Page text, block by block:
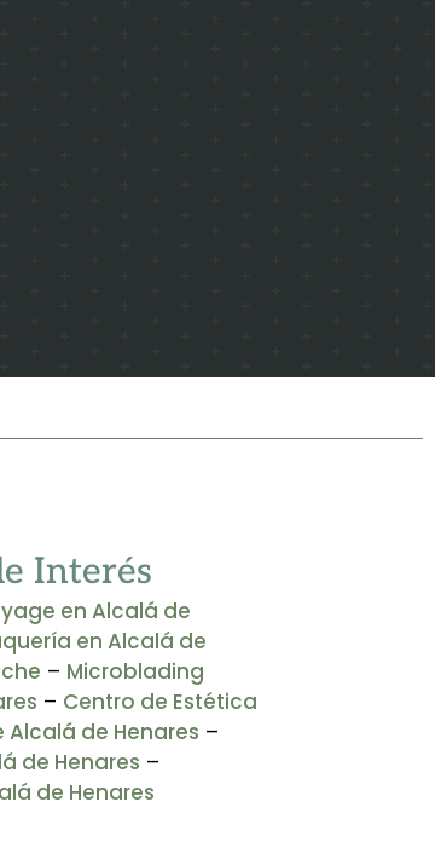
Interés
en Alcalá de
en Alcalá de
– Microblading
– Centro de Estética
Alcalá de Henares –
de Henares –
de Henares